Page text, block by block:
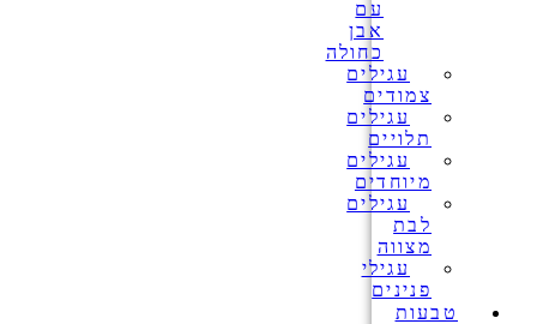
עם
אבן
כחולה
עגילים
צמודים
עגילים
תלויים
עגילים
מיוחדים
עגילים
לבת
מצווה
עגילי
פנינים
טבעות